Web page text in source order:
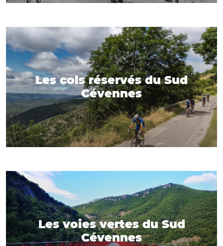
Les cols réservés du Sud
Cévennes
Les voies vertes du Sud
Cévennes